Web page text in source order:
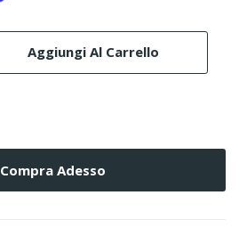
Aggiungi Al Carrello
Compra Adesso